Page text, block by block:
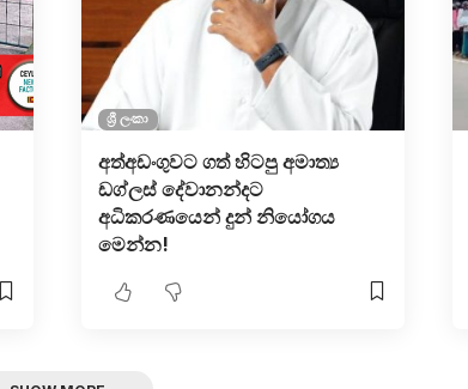
ශ්‍රී ලංකා
අත්අඩංගුවට ග​ත් හිටපු අමාත්‍ය
ඩග්ලස් දේවානන්දට
අධිකරණයෙන් දුන් නියෝගය
මෙන්න!